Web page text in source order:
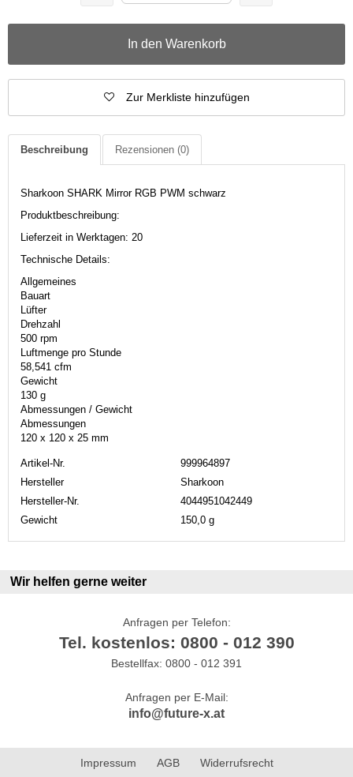
In den Warenkorb
Zur Merkliste hinzufügen
Beschreibung Rezensionen (0)
Sharkoon SHARK Mirror RGB PWM schwarz
Produktbeschreibung:
Lieferzeit in Werktagen: 20
Technische Details:
Allgemeines
Bauart
Lüfter
Drehzahl
500 rpm
Luftmenge pro Stunde
58,541 cfm
Gewicht
130 g
Abmessungen / Gewicht
Abmessungen
120 x 120 x 25 mm
Artikel-Nr.
999964897
Hersteller
Sharkoon
Hersteller-Nr.
4044951042449
Gewicht
150,0 g
Wir helfen gerne weiter
Anfragen per Telefon:
Tel. kostenlos: 0800 - 012 390
Bestellfax: 0800 - 012 391
Anfragen per E-Mail:
info@future-x.at
Impressum AGB Widerrufsrecht